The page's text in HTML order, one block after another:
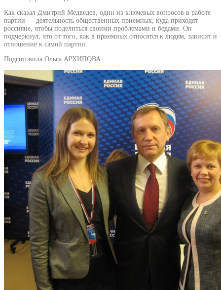
Как сказал Дмитрий Медведев, один из ключевых вопросов в работе
партии — деятельность общественных приемных, куда приходят
россияне, чтобы поделиться своими проблемами и бедами. Он
подчеркнул, что от того, как в приемных относятся к людям, зависит и
отношение к самой партии.
Подготовила Ольга АРХИПОВА